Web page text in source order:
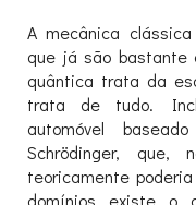
A mecânica
que já são bastante
quântica trata da
trata de tudo.
automóvel
Schrödinger, que,
teoricamente
domínios existe o